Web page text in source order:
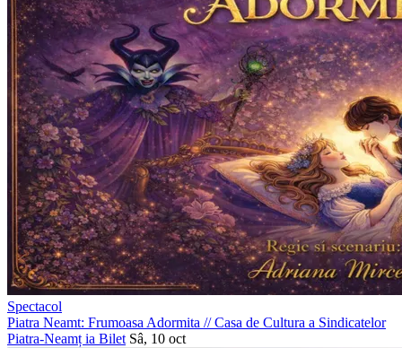
Spectacol
Piatra Neamt: Frumoasa Adormita //Casa de Cultura a Sindicatelor
Piatra-Neamț ia Bilet Sâ, 10 oct